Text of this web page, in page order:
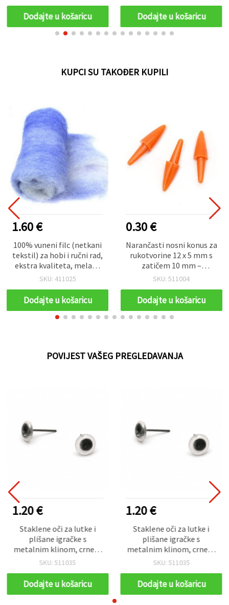
Dodajte u košaricu Dodajte u košaricu
KUPCI SU TAKOĐER KUPILI
1.60 €
100% vuneni filc (netkani
tekstil) za hobi i ručni rad,
ekstra kvaliteta, melanž
ljubičasto-bijeli, 700 x 600
SKU: 411025
Dodajte u košaricu
0.30 €
Narančasti nosni konus za
rukotvorine 12 x 5 mm s
zatičem 10 mm –
pakiranje 10 kom
SKU: 511004
Dodajte u košaricu
POVIJEST VAŠEG PREGLEDAVANJA
1.20 €
Staklene oči za lutke i
plišane igračke s
metalnim klinom, crne, 8
x 4 mm (kupolasta glava),
kom
SKU: 511035
Dodajte u košaricu
1.20 €
Staklene oči za lutke i
plišane igračke s
metalnim klinom, crne, 8
x 4 mm (kupolasta glava),
kom
SKU: 511035
Dodajte u košaricu